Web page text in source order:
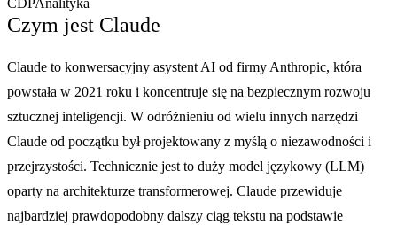
CDPAnalityka
Czym jest Claude
Claude to konwersacyjny asystent AI od firmy Anthropic, która
powstała w 2021 roku i koncentruje się na bezpiecznym rozwoju
sztucznej inteligencji. W odróżnieniu od wielu innych narzędzi
Claude od początku był projektowany z myślą o niezawodności i
przejrzystości. Technicznie jest to duży model językowy (LLM)
oparty na architekturze transformerowej. Claude przewiduje
najbardziej prawdopodobny dalszy ciąg tekstu na podstawie